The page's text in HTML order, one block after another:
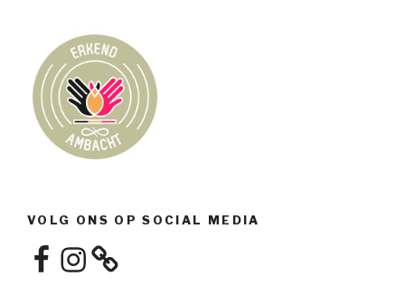
VOLG ONS OP SOCIAL MEDIA
FacebookInstagram